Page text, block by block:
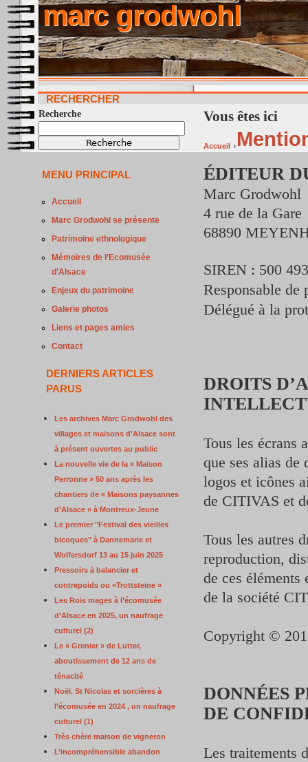
marc grodwohl
Vous êtes ici
Accueil ›
ÉDITEUR
Marc Grodwohl
4 rue de la Gare
68890
SIREN : 500
Responsable
Délégué à la
DROITS
Tous les écrans
que ses alias de
logos et icônes
de CITIVAS et
Tous les autres
reproduction,
de ces éléments
de la société
Copyright ©
DONNÉES
DE
Les traitements
RECHERCHER
Recherche
MENU PRINCIPAL
Accueil
Marc Grodwohl se présente
Patrimoine ethnologique
Mémoires de l’Ecomusée
d’Alsace
Enjeux du patrimoine
Galerie photos
Liens et pages amies
Contact
DERNIERS ARTICLES
PARUS
Les archives Marc Grodwohl des
villages et maisons d’Alsace sont
à présent ouvertes au public
La nouvelle vie de la « Maison
Perronne » 50 ans après les
chantiers de « Maisons paysannes
d’Alsace » à Montreux-Jeune
Le premier "Festival des vieilles
bicoques" à Dannemarie et
Wolfersdorf 13 au 15 juin 2025
Pressoirs à balancier et
contrepoids ou «Trottsteine »
Les Rois mages à l’écomusée
d’Alsace en 2025, un naufrage
culturel (2)
Le « Grenier » de Lutter,
aboutissement de 12 ans de
ténacité
Noël, St Nicolas et sorcières à
l’écomusée en 2024 , un naufrage
culturel (1)
Très chère maison de vigneron
L’incompréhensible abandon